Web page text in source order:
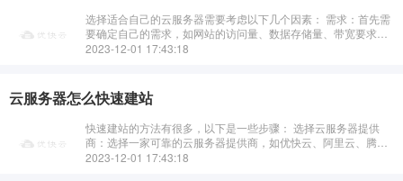
选择适合自己的云服务器需要考虑以下几个因素： 需求：首先需
要确定自己的需求，如网站的访问量、数据存储量、带宽要求
等。预算：根据自己的预算选择适合的云服务器配置和价格。操
2023-12-01 17:43:18
云服务器怎么快速建站
快速建站的方法有很多，以下是一些步骤： 选择云服务器提供
商：选择一家可靠的云服务器提供商，如优快云、阿里云、腾讯
云、华为云等。注册账号并购买云服务器：注册云服务器提供商
2023-12-01 17:43:18